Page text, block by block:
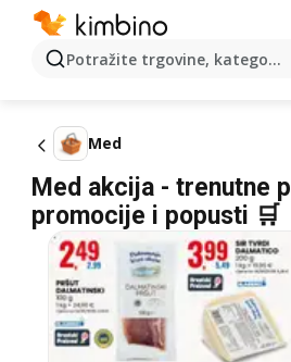
Potražite trgovine,
Med
Med akcija - trenutne
promocije i popusti 🛒